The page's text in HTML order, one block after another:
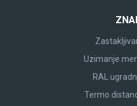
Uzimanje
RAL
Termo